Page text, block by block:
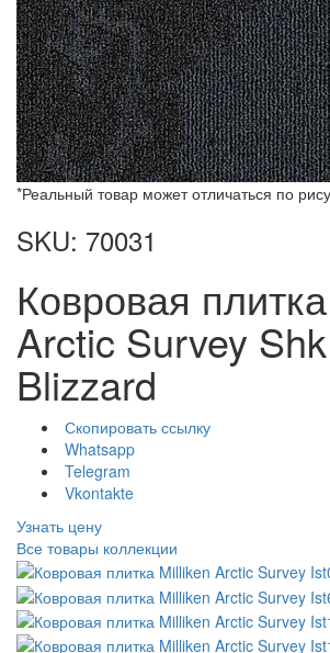
*Реальный товар может отличаться по
SKU: 70031
Ковровая
Arctic Survey
Blizzard
Скопировать ссылку
Whatsapp
Telegram
Vkontakte
Узнать цену
Все товары коллекции